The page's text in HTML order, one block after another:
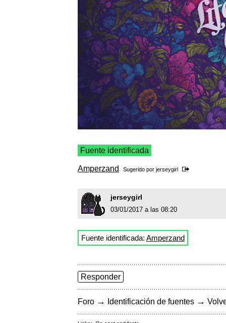
Fuente identificada
Amperzand Sugerido por jerseygirl
jerseygirl
03/01/2017 a las 08:20
Fuente identificada: Amperzand
Responder
Foro → Identificación de fuentes →